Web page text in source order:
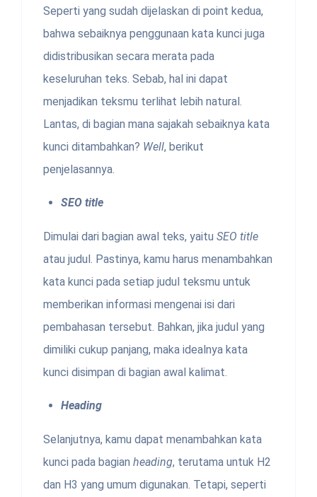
Seperti yang sudah dijelaskan di point kedua,
bahwa sebaiknya penggunaan kata kunci juga
didistribusikan secara merata pada
keseluruhan teks. Sebab, hal ini dapat
menjadikan teksmu terlihat lebih natural.
Lantas, di bagian mana sajakah sebaiknya kata
kunci ditambahkan? Well, berikut
penjelasannya.
SEO title
Dimulai dari bagian awal teks, yaitu SEO title
atau judul. Pastinya, kamu harus menambahkan
kata kunci pada setiap judul teksmu untuk
memberikan informasi mengenai isi dari
pembahasan tersebut. Bahkan, jika judul yang
dimiliki cukup panjang, maka idealnya kata
kunci disimpan di bagian awal kalimat.
Heading
Selanjutnya, kamu dapat menambahkan kata
kunci pada bagian heading, terutama untuk H2
dan H3 yang umum digunakan. Tetapi, seperti